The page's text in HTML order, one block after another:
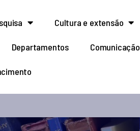
Cultura e extensão
Departamentos Comunicação